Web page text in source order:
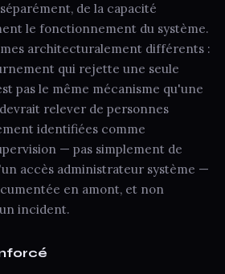
de la capacité
le fonctionnement du système.
architecturalement différents :
qui rejette une seule
pas le même mécanisme qu'une
relever de personnes
identifiées comme
— pas simplement de
accès administrateur système —
en amont, et non
incident.